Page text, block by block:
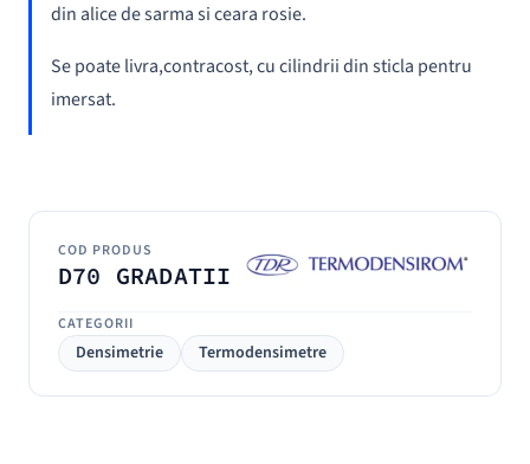
COD PRODUS
D70 GRADATII
CATEGORII
Densimetrie Termodensimetre
din alice de sarma si ceara rosie.
Se poate livra,contracost, cu cilindrii din sticla pentru
imersat.